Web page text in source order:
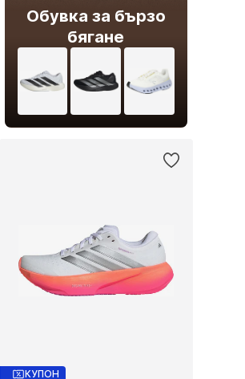
Обувка за бързо
бягане
КУПОН